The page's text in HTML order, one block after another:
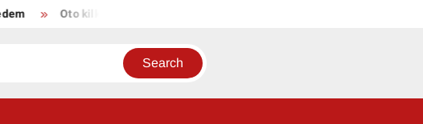
Oto kilka propozycji unikalnych tytułów zachowujących sens oryginału: 1.